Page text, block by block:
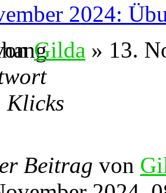
2024:
Gilda » 13.
Klicks
Beitrag von